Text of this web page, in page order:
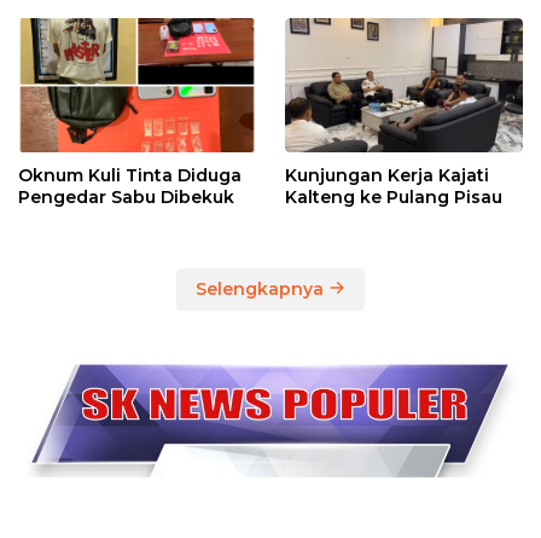
Oknum Kuli Tinta Diduga
Pengedar Sabu Dibekuk
Kunjungan Kerja Kajati
Kalteng ke Pulang Pisau
Selengkapnya